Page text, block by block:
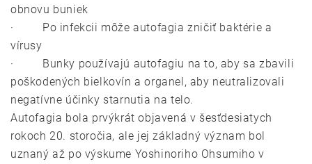
obnovu buniek
· Po infekcii môže autofagia zničiť baktérie a
vírusy
· Bunky používajú autofagiu na to, aby sa zbavili
poškodených bielkovín a organel, aby neutralizovali
negatívne účinky starnutia na telo.
Autofagia bola prvýkrát objavená v šesťdesiatych
rokoch 20. storočia, ale jej základný význam bol
uznaný až po výskume Yoshinoriho Ohsumiho v